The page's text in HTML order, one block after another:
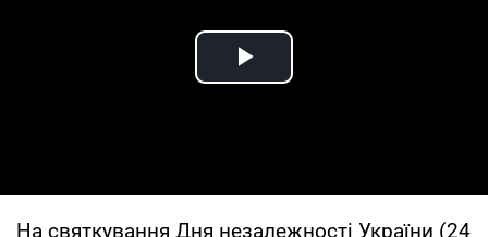
Play Video
На святкування Дня незалежності України (24